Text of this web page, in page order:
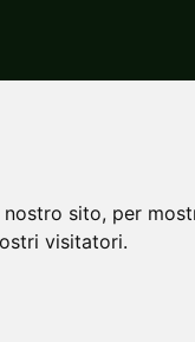
sito, per
visitatori.Contatti